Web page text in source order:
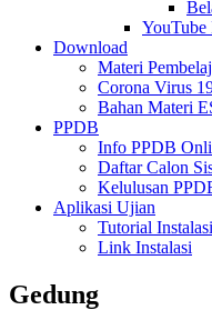
YouTube
Download
Materi
Corona Virus
Bahan Materi
PPDB
Info PPDB
Daftar Calon
Kelulusan
Aplikasi Ujian
Tutorial Instalasi
Link Instalasi
Gedung